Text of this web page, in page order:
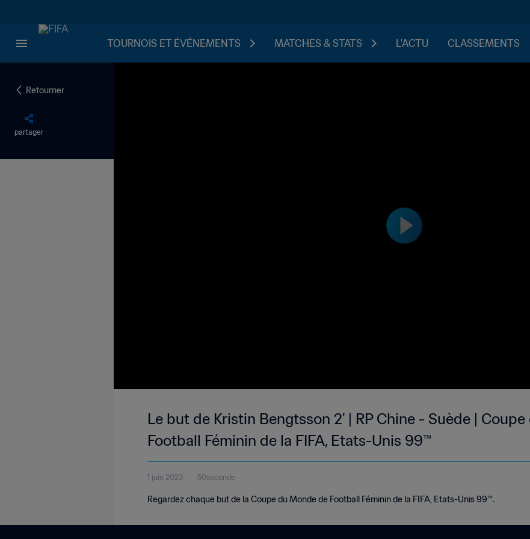
TOURNOIS ET ÉVÉNEMENTS MATCHES & STATS L'ACTU CLASSEMENTS
Retourner
partager
Le but de Kristin Bengtsson 2' | RP Chine - Suède |
Football Féminin de la FIFA, Etats-Unis 99™
1 juin 2023 50seconde
Regardez chaque but de la Coupe du Monde de Football Féminin de la FIFA, Etats-Unis 99™.